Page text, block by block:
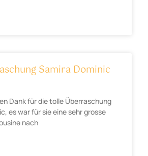
Samira Dominic
Dank für die tolle Überraschung
es war für sie eine sehr grosse
nach